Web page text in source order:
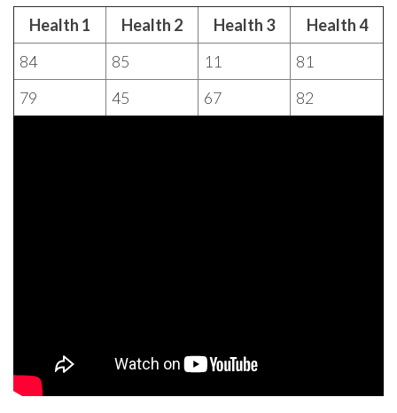
Health 1 Health 2 Health 3
Health 4
84
85 11
81
79
45 67 82